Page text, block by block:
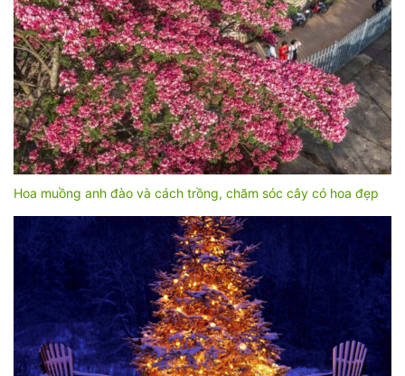
Hoa muồng anh đào và cách trồng, chăm sóc cây có hoa đẹp